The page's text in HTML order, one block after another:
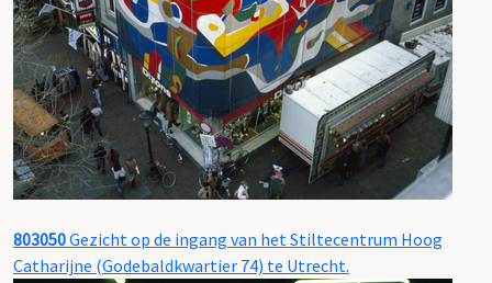
803050Gezicht op de ingang van het Stiltecentrum Hoog
Catharijne (Godebaldkwartier 74) te Utrecht.